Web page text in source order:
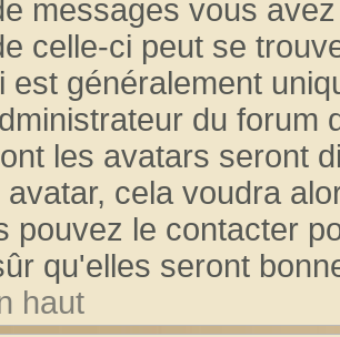
messages vous
celle-ci peut se
est généralement
du forum
les avatars seront
avatar, cela voudra
pouvez le contacter
qu'elles seront
haut